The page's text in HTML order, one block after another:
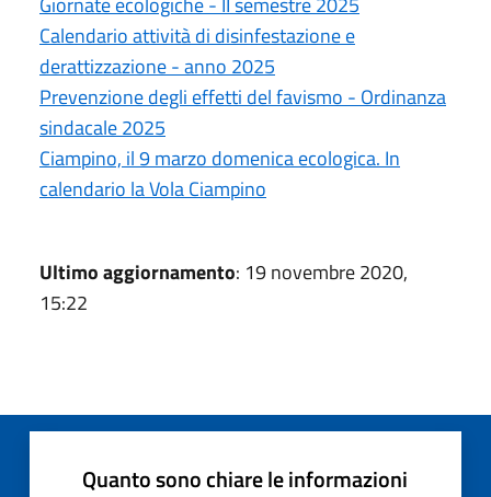
Calendario attività di disinfestazione e
derattizzazione - anno 2025
Prevenzione degli effetti del favismo - Ordinanza
sindacale 2025
Ciampino, il 9 marzo domenica ecologica. In
calendario la Vola Ciampino
Ultimo aggiornamento: 19 novembre 2020,
15:22
Quanto sono chiare le informazioni